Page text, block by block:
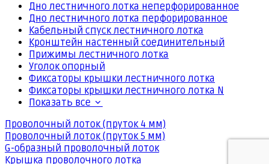
Дно лестничного лотка неперфорированное
Дно лестничного лотка перфорированное
Кабельный спуск лестничного лотка
Кронштейн настенный соединительный
Прижимы лестничного лотка
Уголок опорный
Фиксаторы крышки лестничного лотка
Фиксаторы крышки лестничного лотка N
Показать все
Проволочный лоток (пруток 4 мм)
Проволочный лоток (пруток 5 мм)
G-образный проволочный лоток
Крышка проволочного лотка